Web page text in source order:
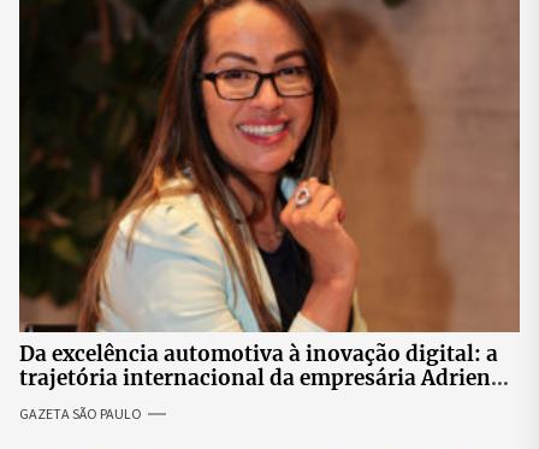
Da excelência automotiva à inovação digital: a
trajetória internacional da empresária Adriene
GAZETA SÃO PAULO